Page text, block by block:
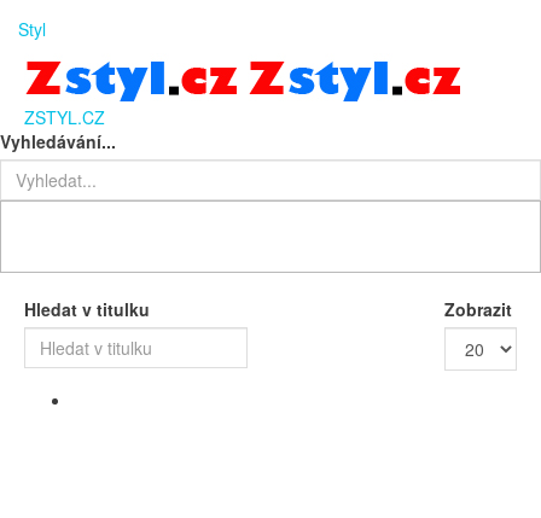
Styl
ZSTYL.CZ
Vyhledávání...
Hledat v titulku Zobrazit